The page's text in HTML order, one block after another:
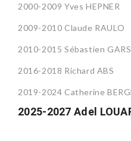
2000-2009 Yves HEPNER
2009-2010 Claude RAULO
2010-2015 Sébastien
2016-2018 Richard ABS
2019-2024 Catherine
2025-2027 Adel